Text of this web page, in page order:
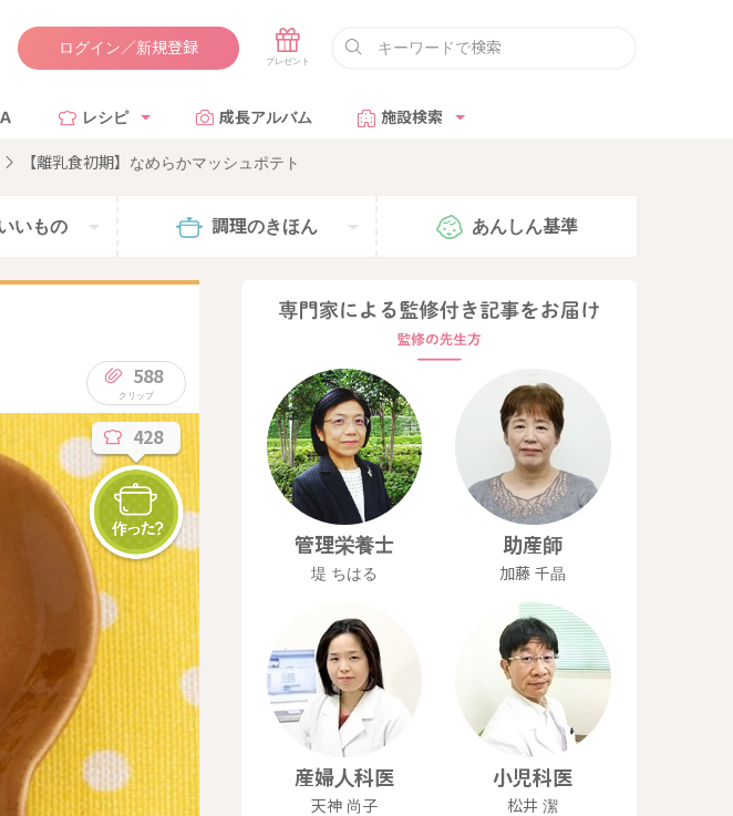
ログイン／新規登録
レシピ 成長アルバム 施設検索
【離乳食初期】なめらかマッシュポテト
いもの 調理のきほん あんしん基準
588
428
管理栄養士
堤 ちはる
助産師
加藤 千晶
産婦人科医
天神 尚子
小児科医
松井 潔